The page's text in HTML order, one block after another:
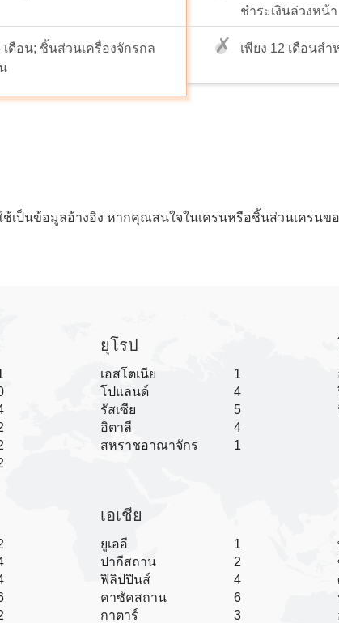
ดือน; ชิ้นส่วนเครื่องจักรกล
ชำระเงินล่วงหน้า
เพียง 12 เดือนส
เป็นข้อมูลอ้างอิง หากคุณสนใจในเครนหรือชิ้นส่วนเครนข
ยุโรป
เอสโตเนีย
โปแลนด์
รัสเซีย
อิตาลี
สหราชอาณาจักร
1
4
5
4
1
เอเชีย
ยูเออี
ปากีสถาน
ฟิลิปปินส์
คาซัคสถาน
กาตาร์
1
2
4
6
3